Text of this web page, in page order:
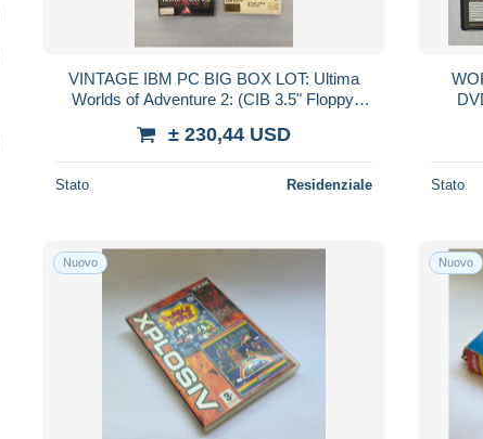
VINTAGE IBM PC BIG BOX LOT: Ultima
Worlds of Adventure 2: (CIB 3.5" Floppy,
± 230,44 USD
Stato Residenziale Stato
Nuovo Nuovo